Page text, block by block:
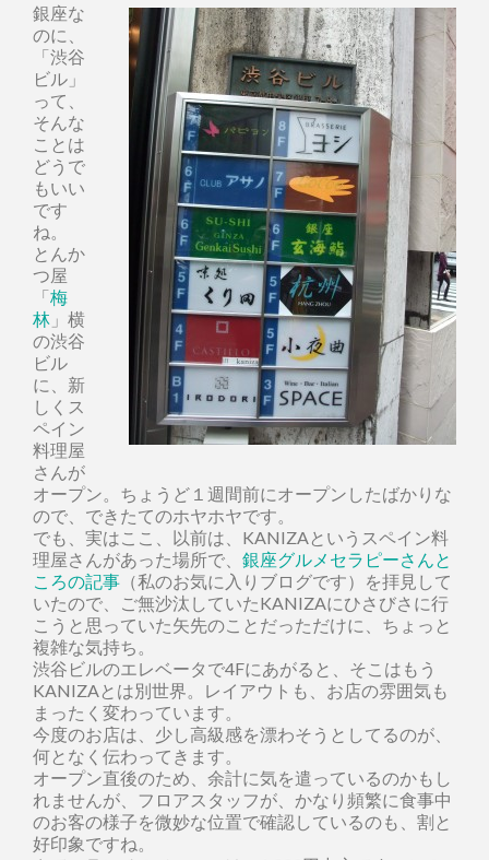
銀座な
のに、
「渋谷
ビル」
って、
そんな
ことは
どうで
もいい
です
ね。
とんか
つ屋
「梅
林 」横
の渋谷
ビル
に、新
しくス
ペイン
料理屋
さんが
オープン。ちょうど１週間前にオープンしたばかりな
ので、できたてのホヤホヤです。
でも、実はここ、以前は、KANIZAというスペイン料
理屋さんがあった場所で、 銀座グルメセラピーさんと
ころの記事 （私のお気に入りブログです）を拝見して
いたので、ご無沙汰していたKANIZAにひさびさに行
こうと思っていた矢先のことだっただけに、ちょっと
複雑な気持ち。
渋谷ビルのエレベータで4Fにあがると、そこはもう
KANIZAとは別世界。レイアウトも、お店の雰囲気も
まったく変わっています。
今度のお店は、少し高級感を漂わそうとしてるのが、
何となく伝わってきます。
オープン直後のため、余計に気を遣っているのかもし
れませんが、フロアスタッフが、かなり頻繁に食事中
のお客の様子を微妙な位置で確認しているのも、割と
好印象ですね。